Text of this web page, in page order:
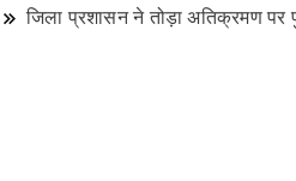
जिला प्रशासन ने तोड़ा अतिक्रमण पर